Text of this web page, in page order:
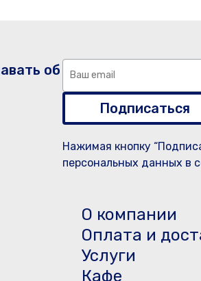
об
Подписаться
Нажимая кнопку
персональных данных в
О компании
Оплата и
Услуги
Кафе